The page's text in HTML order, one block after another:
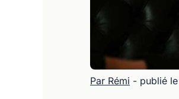
Par Rémi - publié